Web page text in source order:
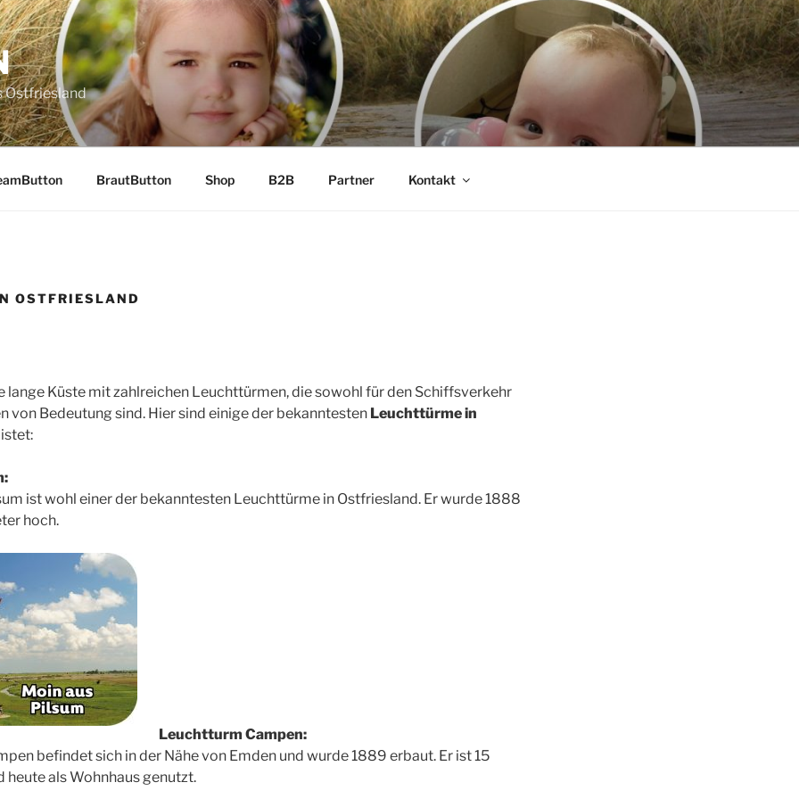
Ostfriesland
BrautButton Shop B2B Partner Kontakt
OSTFRIESLAND
lange Küste mit zahlreichen Leuchttürmen, die sowohl für den Schiffsverkehr
von Bedeutung sind. Hier sind einige der bekanntesten Leuchttürme in
ist wohl einer der bekanntesten Leuchttürme in Ostfriesland. Er wurde 1888
hoch.
Leuchtturm Campen:
befindet sich in der Nähe von Emden und wurde 1889 erbaut. Er ist 15
heute als Wohnhaus genutzt.